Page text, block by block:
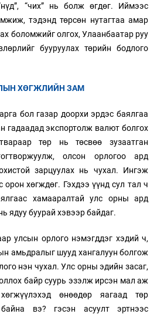
“чих” нь болж өгдөг. Иймээс
тэдэнд төрсөн нутагтаа амар
боломжийг олгох, Улаанбаатар руу
бууруулах төрийн бодлого
ХӨГЖЛИЙН ЗАМ
бол газар доорхи эрдэс баялгаа
гадаадад экспортолж валют болгох
төр нь төсвөө зузаатган
олсон орлогоо ард
зарцуулах нь чухал. Ингэж
орон хөгждөг. Гэхдээ үүнд сул тал ч
хамааралтай улс орны ард
ядуу буурай хэвээр байдаг.
улсын орлого нэмэгддэг хэдий ч,
амьдралыг шууд хангалуун болгож
нэн чухал. Улс орны эдийн засаг,
байр суурь эзэлж ирсэн мал аж
өнөөдөр яагаад төр
вэ? гэсэн асуулт эртнээс